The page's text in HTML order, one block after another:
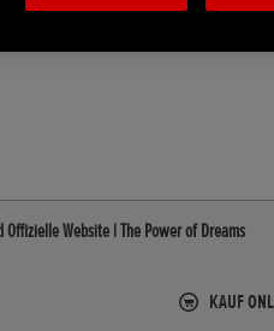
Website | The Power of Dreams
KAUF